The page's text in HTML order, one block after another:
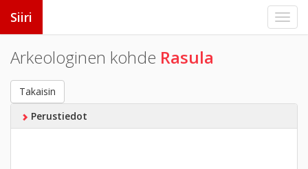
Siiri
Arkeologinen kohde Rasula
Takaisin
Perustiedot